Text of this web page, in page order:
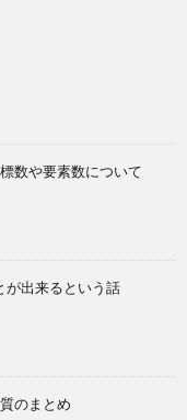
数や要素数について
が出来るという話
のまとめ